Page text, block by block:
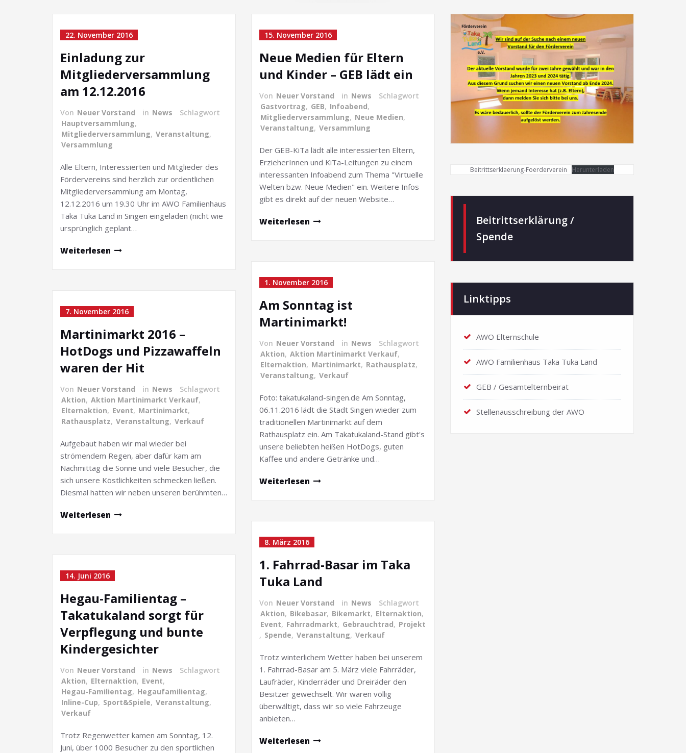
22. November 2016
Einladung zur
Mitgliederversammlung
am 12.12.2016
Von Neuer Vorstand in News
Schlagwort
Hauptversammlung,
Mitgliederversammlung, Veranstaltung,
Versammlung
Alle Eltern, Interessierten und Mitglieder des
Fördervereins sind herzlich zur ordentlichen
Mitgliederversammlung am Montag,
12.12.2016 um 19.30 Uhr im AWO Familienhaus
Taka Tuka Land in Singen eingeladen (nicht wie
ursprünglich geplant…
Weiterlesen
7. November 2016
Martinimarkt 2016 –
HotDogs und Pizzawaffeln
waren der Hit
Von Neuer Vorstand in News
Schlagwort
Aktion, Aktion Martinimarkt Verkauf,
Elternaktion, Event, Martinimarkt,
Rathausplatz, Veranstaltung, Verkauf
Aufgebaut haben wir mal wieder bei
strömendem Regen, aber dafür kam am
Nachmittag die Sonne und viele Besucher, die
sich unsere Köstlichkeiten schmecken ließen.
Diesmal hatten wir neben unseren berühmten…
Weiterlesen
14. Juni 2016
Hegau-Familientag –
Takatukaland sorgt für
Verpflegung und bunte
Kindergesichter
Von Neuer Vorstand in News
Schlagwort
Aktion, Elternaktion, Event,
Hegau-Familientag, Hegaufamilientag,
Inline-Cup, Sport&Spiele, Veranstaltung,
Verkauf
Trotz Regenwetter kamen am Sonntag, 12.
Juni, über 1000 Besucher zu den sportlichen
15. November 2016
Neue Medien für Eltern
und Kinder – GEB lädt ein
Von Neuer Vorstand in News
Schlagwort
Gastvortrag, GEB, Infoabend,
Mitgliederversammlung, Neue Medien,
Veranstaltung, Versammlung
Der GEB-KiTa lädt alle interessierten Eltern,
ErzieherInnen und KiTa-Leitungen zu einem
interessanten Infoabend zum Thema "Virtuelle
Welten bzw. Neue Medien" ein. Weitere Infos
gibt es direkt auf der neuen Website…
Weiterlesen
1. November 2016
Am Sonntag ist
Martinimarkt!
Von Neuer Vorstand in News
Schlagwort
Aktion, Aktion Martinimarkt Verkauf,
Elternaktion, Martinimarkt, Rathausplatz,
Veranstaltung, Verkauf
Foto: takatukaland-singen.de Am Sonntag,
06.11.2016 lädt die Stadt Singen wieder zum
traditionellen Martinimarkt auf dem
Rathausplatz ein. Am Takatukaland-Stand gibt's
unsere beliebten heißen HotDogs, guten
Kaffee und andere Getränke und…
Weiterlesen
8. März 2016
1. Fahrrad-Basar im Taka
Tuka Land
Von Neuer Vorstand in News
Schlagwort
Aktion, Bikebasar, Bikemarkt, Elternaktion,
Event, Fahrradmarkt, Gebrauchtrad, Projekt
, Spende, Veranstaltung, Verkauf
Trotz winterlichem Wetter haben bei unserem
1. Fahrrad-Basar am 5. März viele Fahrräder,
Laufräder, Kinderräder und Dreiräder den
Besitzer gewechselt. Wir waren völlig
überwältigt, dass wir so viele Fahrzeuge
anbieten…
Weiterlesen
Beitrittserklaerung-Foerderverein Herunterladen
Beitrittserklärung /
Spende
Linktipps
AWO Elternschule
AWO Familienhaus Taka Tuka Land
GEB / Gesamtelternbeirat
Stellenausschreibung der AWO